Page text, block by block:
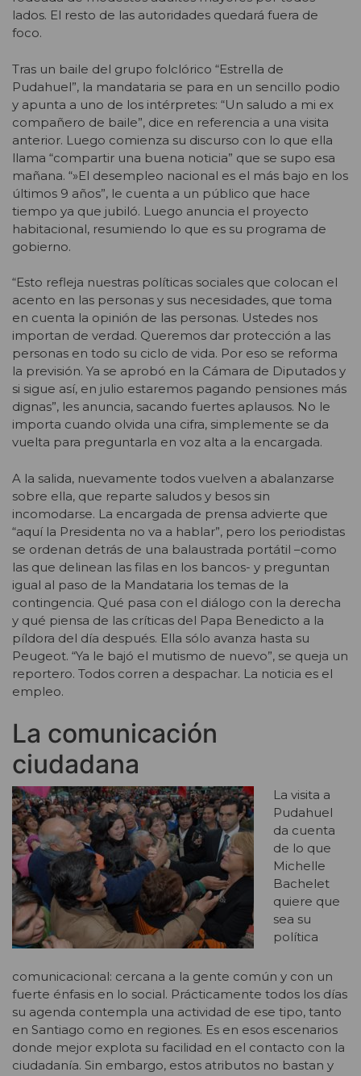
lados. El resto de las autoridades quedará fuera de
foco.
Tras un baile del grupo folclórico “Estrella de
Pudahuel”, la mandataria se para en un sencillo podio
y apunta a uno de los intérpretes: “Un saludo a mi ex
compañero de baile”, dice en referencia a una visita
anterior. Luego comienza su discurso con lo que ella
llama “compartir una buena noticia” que se supo esa
mañana. “»El desempleo nacional es el más bajo en los
últimos 9 años”, le cuenta a un público que hace
tiempo ya que jubiló. Luego anuncia el proyecto
habitacional, resumiendo lo que es su programa de
gobierno.
“Esto refleja nuestras políticas sociales que colocan el
acento en las personas y sus necesidades, que toma
en cuenta la opinión de las personas. Ustedes nos
importan de verdad. Queremos dar protección a las
personas en todo su ciclo de vida. Por eso se reforma
la previsión. Ya se aprobó en la Cámara de Diputados y
si sigue así, en julio estaremos pagando pensiones más
dignas”, les anuncia, sacando fuertes aplausos. No le
importa cuando olvida una cifra, simplemente se da
vuelta para preguntarla en voz alta a la encargada.
A la salida, nuevamente todos vuelven a abalanzarse
sobre ella, que reparte saludos y besos sin
incomodarse. La encargada de prensa advierte que
“aquí la Presidenta no va a hablar”, pero los periodistas
se ordenan detrás de una balaustrada portátil –como
las que delinean las filas en los bancos- y preguntan
igual al paso de la Mandataria los temas de la
contingencia. Qué pasa con el diálogo con la derecha
y qué piensa de las críticas del Papa Benedicto a la
píldora del día después. Ella sólo avanza hasta su
Peugeot. “Ya le bajó el mutismo de nuevo”, se queja un
reportero. Todos corren a despachar. La noticia es el
empleo.
La comunicación
ciudadana
La visita a
Pudahuel
da cuenta
de lo que
Michelle
Bachelet
quiere que
sea su
política
comunicacional: cercana a la gente común y con un
fuerte énfasis en lo social. Prácticamente todos los días
su agenda contempla una actividad de ese tipo, tanto
en Santiago como en regiones. Es en esos escenarios
donde mejor explota su facilidad en el contacto con la
ciudadanía. Sin embargo, estos atributos no bastan y